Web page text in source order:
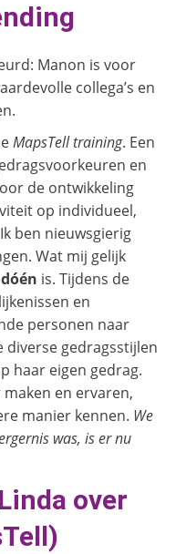
Manon is voor
collega’s en
MapsTell training. Een
en
de ontwikkeling
op individueel,
ben nieuwsgierig
Wat mij gelijk
dóén is. Tijdens de
en
personen naar
diverse gedragsstijlen
haar eigen gedrag.
en ervaren,
manier kennen. We
was, is er nu
over